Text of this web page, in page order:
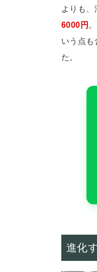
よりも
6000円
いう点も
た。
進化